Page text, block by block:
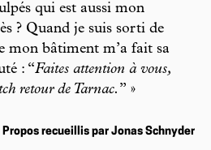
qui est aussi mon
? Quand je suis sorti de
mon bâtiment m’a fait sa
: “Faites attention à vous,
retour de Tarnac. ” »
Propos recueillis par Jonas Schnyder